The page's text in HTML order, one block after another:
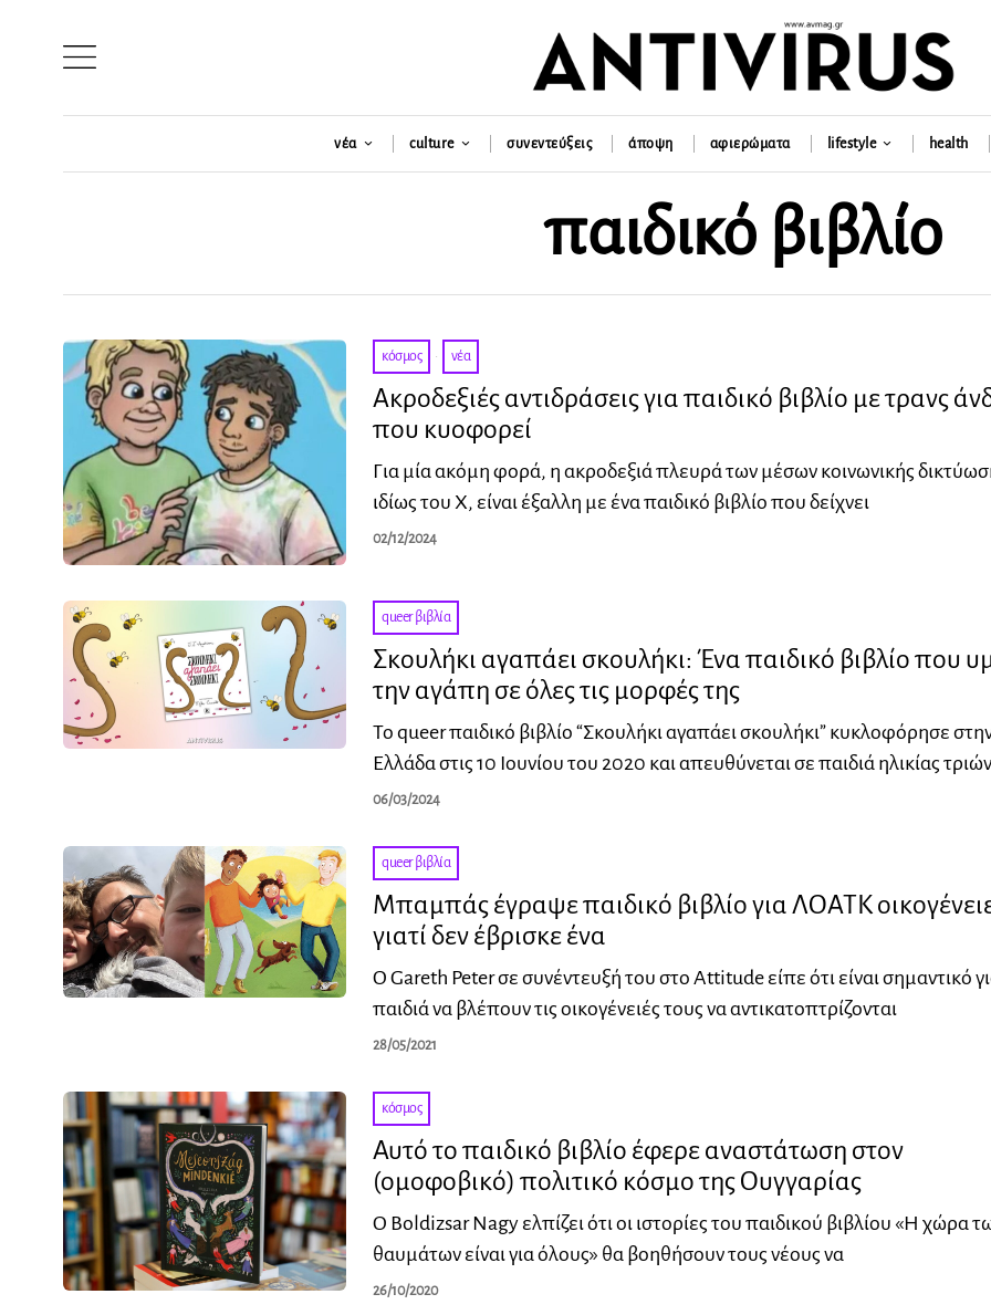
νέα culture συνεντεύξεις άποψη αφιερώματα lifestyle health
παιδικό βιβλίο
κόσμος · νέα
Ακροδεξιές αντιδράσεις για παιδικό βιβλίο με τρανς
που κυοφορεί
Για μία ακόμη φορά, η ακροδεξιά πλευρά των μέσων κοινωνικής
ιδίως του X, είναι έξαλλη με ένα παιδικό βιβλίο που δείχνει
02/12/2024
queer βιβλία
Σκουλήκι αγαπάει σκουλήκι: Ένα παιδικό βιβλίο που
την αγάπη σε όλες τις μορφές της
Το queer παιδικό βιβλίο “Σκουλήκι αγαπάει σκουλήκι” κυκλοφόρησε
Ελλάδα στις 10 Ιουνίου του 2020 και απευθύνεται σε παιδιά ηλικίας
06/03/2024
queer βιβλία
Μπαμπάς έγραψε παιδικό βιβλίο για ΛΟΑΤΚ
γιατί δεν έβρισκε ένα
Ο Gareth Peter σε συνέντευξή του στο Attitude είπε ότι είναι σημαντικό
παιδιά να βλέπουν τις οικογένειές τους να αντικατοπτρίζονται
28/05/2021
κόσμος
Αυτό το παιδικό βιβλίο έφερε αναστάτωση στον
(ομοφοβικό) πολιτικό κόσμο της Ουγγαρίας
Ο Boldizsar Nagy ελπίζει ότι οι ιστορίες του παιδικού βιβλίου «Η χώρα
θαυμάτων είναι για όλους» θα βοηθήσουν τους νέους να
26/10/2020